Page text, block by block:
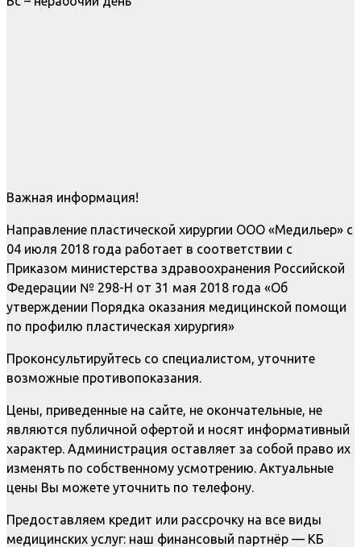
Важная информация!
Направление пластической хирургии ООО «Медильер» с
04 июля 2018 года работает в соответствии с
Приказом министерства здравоохранения Российской
Федерации № 298-Н от 31 мая 2018 года «Об
утверждении Порядка оказания медицинской помощи
по профилю пластическая хирургия»
Проконсультируйтесь со специалистом, уточните
возможные противопоказания.
Цены, приведенные на сайте, не окончательные, не
являются публичной офертой и носят информативный
характер. Администрация оставляет за собой право их
изменять по собственному усмотрению. Актуальные
цены Вы можете уточнить по телефону.
Предоставляем кредит или рассрочку на все виды
медицинских услуг: наш финансовый партнёр — КБ